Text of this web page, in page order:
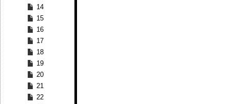
14
15
16
17
18
19
20
21
22